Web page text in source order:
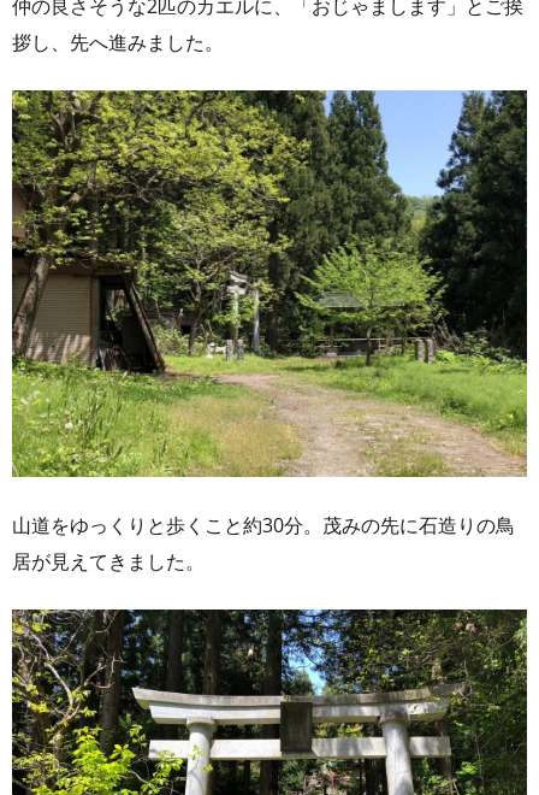
仲の良さそうな2匹のカエルに、「おじゃまします」とご挨
拶し、先へ進みました。
山道をゆっくりと歩くこと約30分。茂みの先に石造りの鳥
居が見えてきました。